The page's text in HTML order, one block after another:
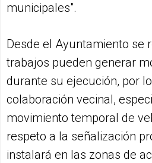
municipales".
Desde el Ayuntamiento se
trabajos pueden generar
durante su ejecución, por
colaboración vecinal,
movimiento temporal de
respeto a la señalización
instalará en las zonas de